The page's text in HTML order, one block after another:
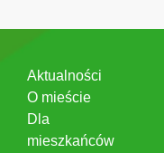
Aktualności
O mieście
Dla
mieszkańców